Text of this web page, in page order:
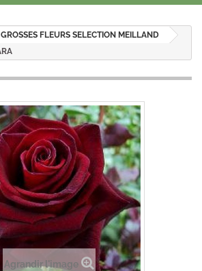
GROSSES FLEURS SELECTION MEILLAND
Agrandir l'image